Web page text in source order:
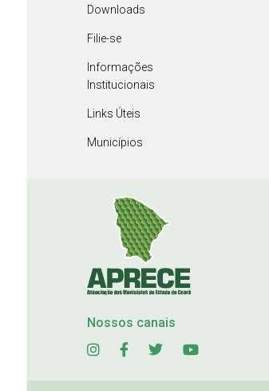
Downloads
Filie-se
Informações
Institucionais
Links Úteis
Municípios
Nossos canais